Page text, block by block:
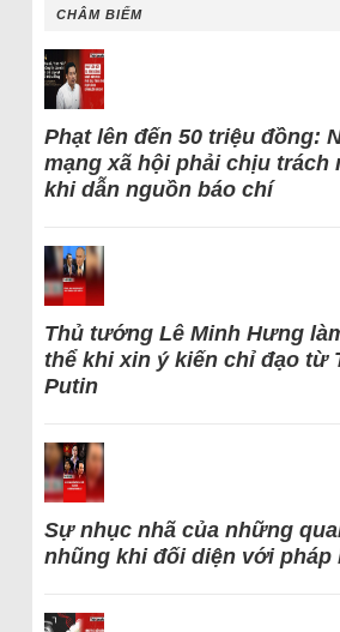
CHÂM BIẾM
Phạt lên đến 50 triệu đồng:
mạng xã hội phải chịu trách
khi dẫn nguồn báo chí
Thủ tướng Lê Minh Hưng
thể khi xin ý kiến chỉ đạo từ
Putin
Sự nhục nhã của những
nhũng khi đối diện với pháp